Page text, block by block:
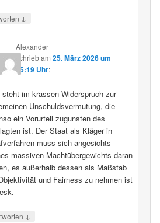
↓
Alexander
schriebam25. März 2026 um
15:19 Uhr:
steht im krassen Widerspruch zur
Unschuldsvermutung, die
ein Vorurteil zugunsten des
ist. Der Staat als Kläger in
muss sich angesichts
massiven Machtübergewichts daran
es außerhalb dessen als Maßstab
und Fairness zu nehmen ist
↓